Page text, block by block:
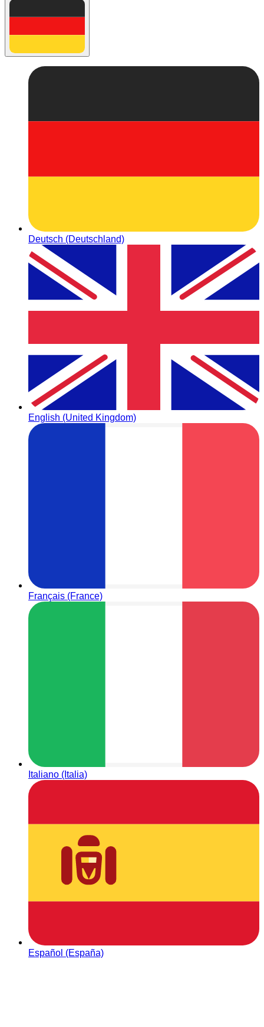
Deutsch (Deutschland)
English (United Kingdom)
Français (France)
Italiano (Italia)
Español (España)